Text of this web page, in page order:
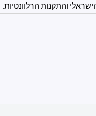
והתקנות הרלוונטיות.